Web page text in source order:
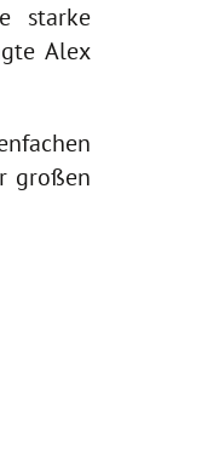
starke
Alex
großen